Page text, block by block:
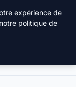
expérience de
politique de